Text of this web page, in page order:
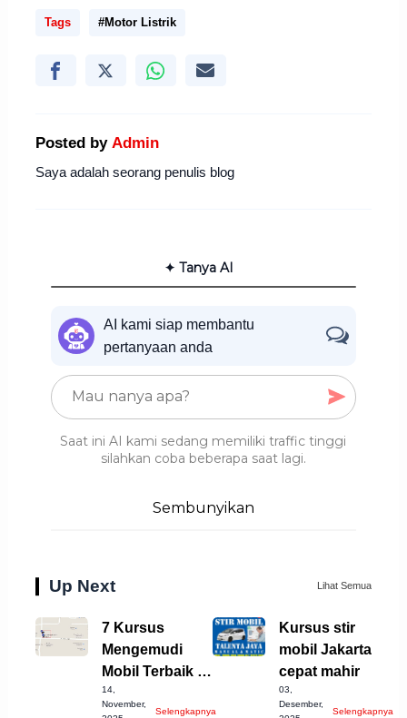
Tags #Motor Listrik
Posted by Admin
Saya adalah seorang penulis blog
✦ Tanya AI
AI kami siap membantu
pertanyaan anda
Saat ini AI kami sedang memiliki traffic tinggi
silahkan coba beberapa saat lagi.
Sembunyikan
Up Next Lihat Semua
7 Kursus
Mengemudi
Mobil Terbaik di
Bogor
Kabupaten 2023
14,
November,
Selengkapnya
Kursus stir
mobil Jakarta
cepat mahir
03,
Desember,
Selengkapnya